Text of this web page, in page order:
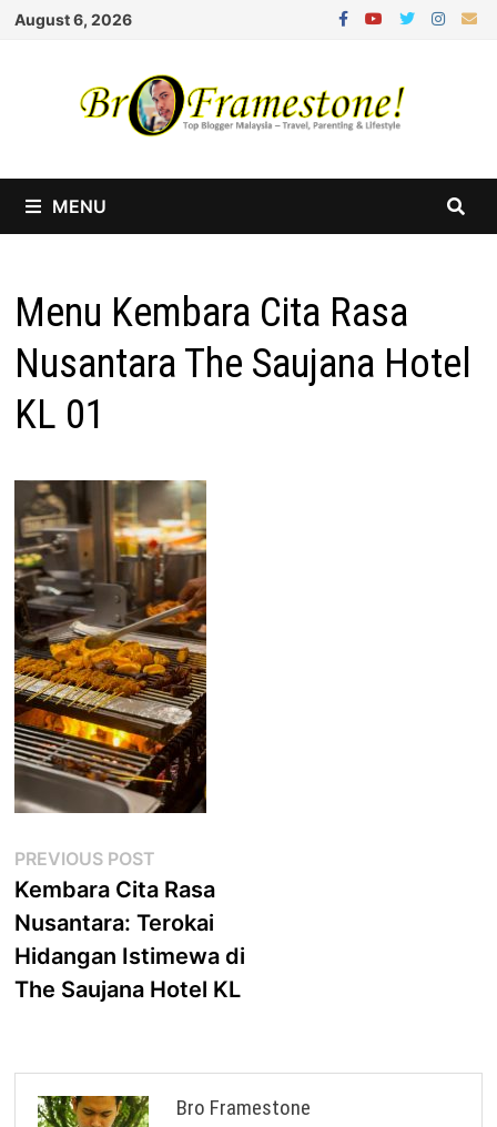
Skip
August 6, 2026
MENU
Menu Kembara Cita Rasa
Nusantara The Saujana Hotel
KL 01
Post
navigation
PREVIOUS POST
post:
Kembara Cita Rasa
Nusantara: Terokai
Hidangan Istimewa di
The Saujana Hotel KL
Bro Framestone